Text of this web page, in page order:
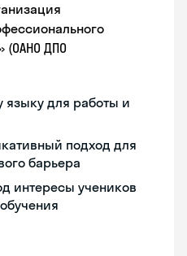
(ОАНО ДПО
языку для работы и
подход для
барьера
интересы учеников